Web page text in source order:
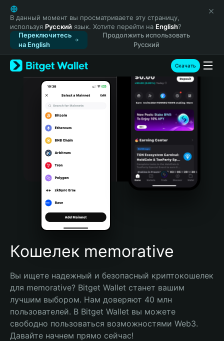
English
日本語
Tiếng Việt
Русский
Español (Latinoamérica)
Türkçe
Italiano
Português (Portugal)
Bahasa Indonesia
Português (Brasil)
Español (Argentina)
В данный момент вы просматриваете эту страницу,
используя Русский язык. Хотите перейти на English?
Переключитесь
на English
Продолжить использовать
Русский
Скачать
Кошелек memorative
Вы ищете надежный и безопасный криптокошелек
для memorative? Bitget Wallet станет вашим
лучшим выбором. Нам доверяют 40 млн
пользователей. В Bitget Wallet вы можете
свободно пользоваться возможностями Web3.
Давайте начнем прямо сейчас!